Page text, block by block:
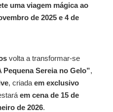
uma viagem mágica ao
de 2025 e 4 de
volta a transformar-se
Pequena Sereia no Gelo”,
, criada em exclusivo
em cena de 15 de
de 2026.